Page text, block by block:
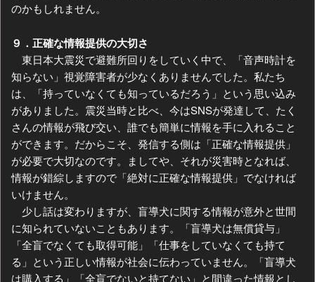
のかもしれません。
９．正確な情報提供の大切さ
東日本大震災で避難所回りをしていく中で、「音声時計を
知らない」視覚障害者が少なくありませんでした。私たち
は、「持っていなくても知っているだろう」という思い込み
がありました。震災当時と比べ、今はSNSが発達して、たく
さんの情報が飛び交い、誰でも簡単に情報を手に入れること
ができます。だからこそ、発信する側は「正確な情報提供」
が必要で大切なのです。ましてや、それが災害時となれば、
情報が錯綜しますので「絶対に正確な情報提供」でなければ
いけません。
少し話は変わりますが、盲導犬に関する情報が意外と世間
に知られていないこともあります。「盲導犬は無償貸与」
「全盲でなくても取得可能」「仕事をしていなくても持て
る」という正しい情報が社会に伝わっていません。「盲導犬
は購入する」「全盲でないと持てない」と間違った情報とし